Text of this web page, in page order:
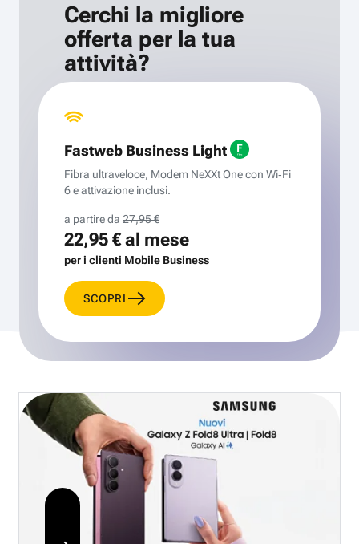
Cerchi la migliore
offerta per la tua
attività?
Fastweb Business Light
Fibra ultraveloce, Modem NeXXt One con Wi‑Fi
6 e attivazione inclusi.
a partire da 27,95 €
22,95 €al mese
per i clienti Mobile Business
SCOPRI